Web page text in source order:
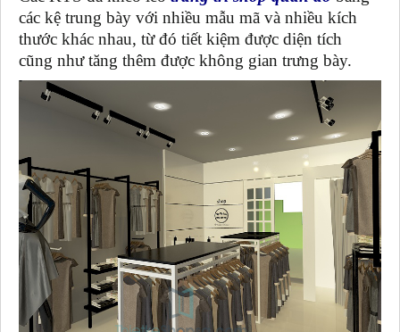
các kệ trung bày với nhiều mẫu mã và nhiều kích
thước khác nhau, từ đó tiết kiệm được diện tích
cũng như tăng thêm được không gian trưng bày.